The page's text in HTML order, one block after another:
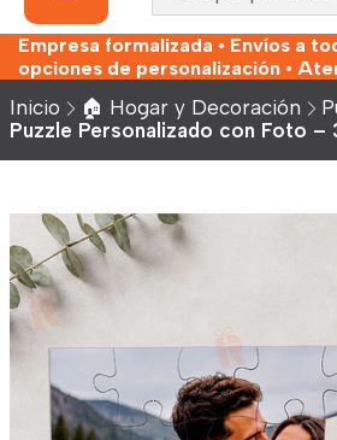
Empresa formalizada • Envíos a
opciones de personalización •
Inicio 🏠 Hogar y Decoración
Puzzle Personalizado con Foto –